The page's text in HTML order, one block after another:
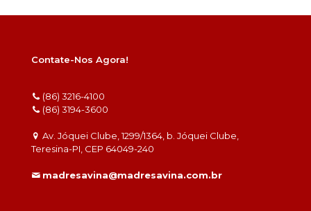
Contate-Nos Agora!
(86) 3216-4100
(86) 3194-3600
Av. Jóquei Clube, 1299/1364, b. Jóquei Clube,
Teresina-PI, CEP 64049-240
madresavina@madresavina.com.br